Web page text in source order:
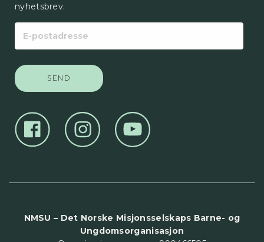
nyhetsbrev.
postadresse
NMSU – Det Norske Misjonsselskaps Barne- og
Ungdomsorganisasjon